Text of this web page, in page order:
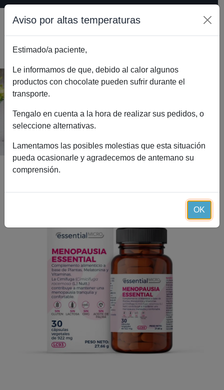
Menopausia Essential (30 cápsulas)
Inicio
Catálogo
Menopausia Essential (30 cápsulas)
Aviso por altas temperaturas
Estimado/a paciente,
Le informamos de que, debido al calor algunos
productos con chocolate pueden sufrir durante el
transporte.
Tengalo en cuenta a la hora de realizar sus pedidos, o
seleccione alternativas.
Lamentamos las posibles molestias que esta situación
pueda ocasionarle y agradecemos de antemano su
comprensión.
OK